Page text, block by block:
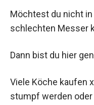
Möchtest du nicht
schlechten Messer
Dann bist du hier
Viele Köche kaufen
stumpf werden